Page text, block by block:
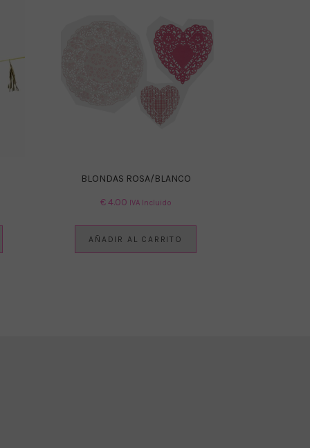
BLONDAS ROSA/BLANCO
€4.00 IVA Incluido
AÑADIR AL CARRITO